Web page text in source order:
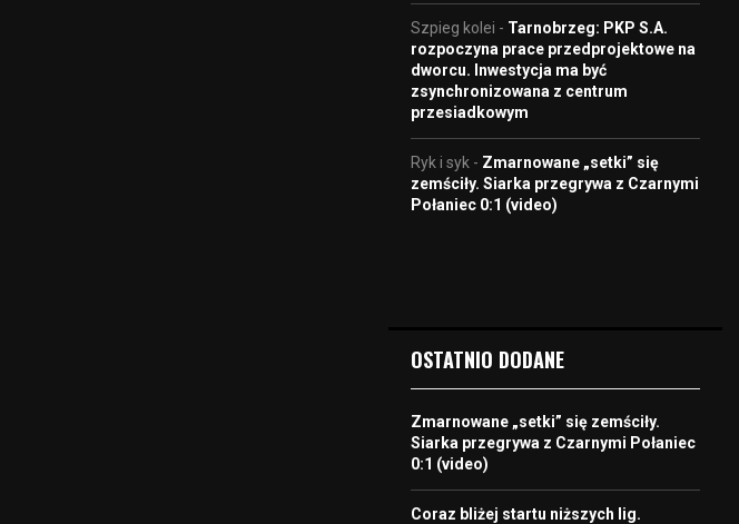
Szpieg kolei - Tarnobrzeg: PKP S.A.
rozpoczyna prace przedprojektowe na
dworcu. Inwestycja ma być
zsynchronizowana z centrum
przesiadkowym
Ryk i syk - Zmarnowane „setki” się
zemściły. Siarka przegrywa z Czarnymi
Połaniec 0:1 (video)
OSTATNIO DODANE
Zmarnowane „setki” się zemściły.
Siarka przegrywa z Czarnymi Połaniec
0:1 (video)
Coraz bliżej startu niższych lig.